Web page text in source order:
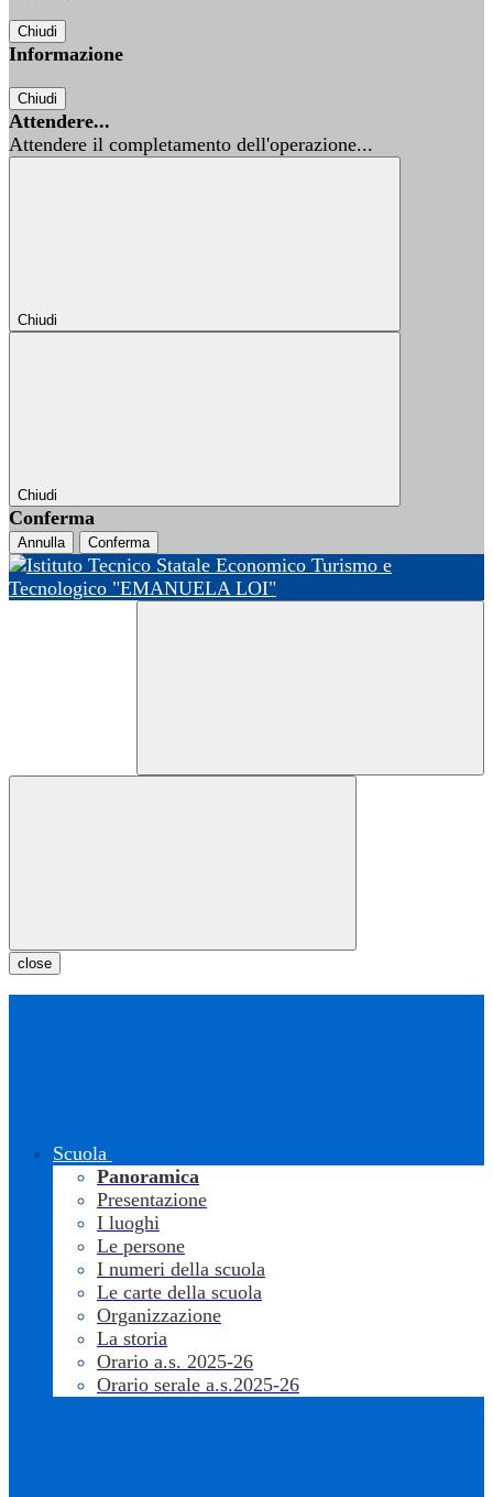
Chiudi
Informazione
Chiudi
Attendere...
Attendere il completamento dell'operazione...
Chiudi
Chiudi
Conferma
Annulla Conferma
close
Scuola
Panoramica
Presentazione
I luoghi
Le persone
I numeri della scuola
Le carte della scuola
Organizzazione
La storia
Orario a.s. 2025-26
Orario serale a.s.2025-26